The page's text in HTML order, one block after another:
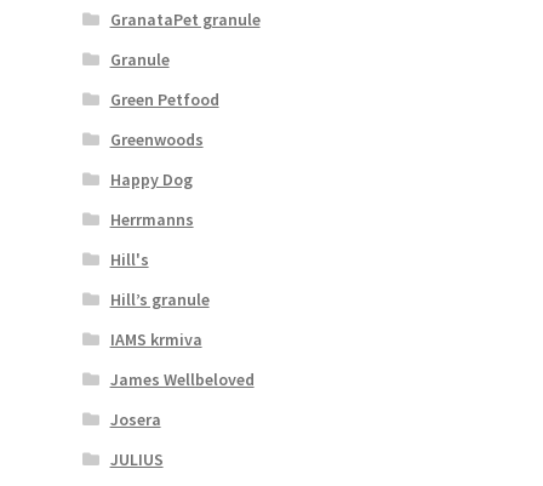
GranataPet granule
Granule
Green Petfood
Greenwoods
Happy Dog
Herrmanns
Hill's
Hill’s granule
IAMS krmiva
James Wellbeloved
Josera
JULIUS